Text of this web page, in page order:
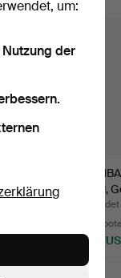
ca. 6,49
Gold,
5
465
um:
der